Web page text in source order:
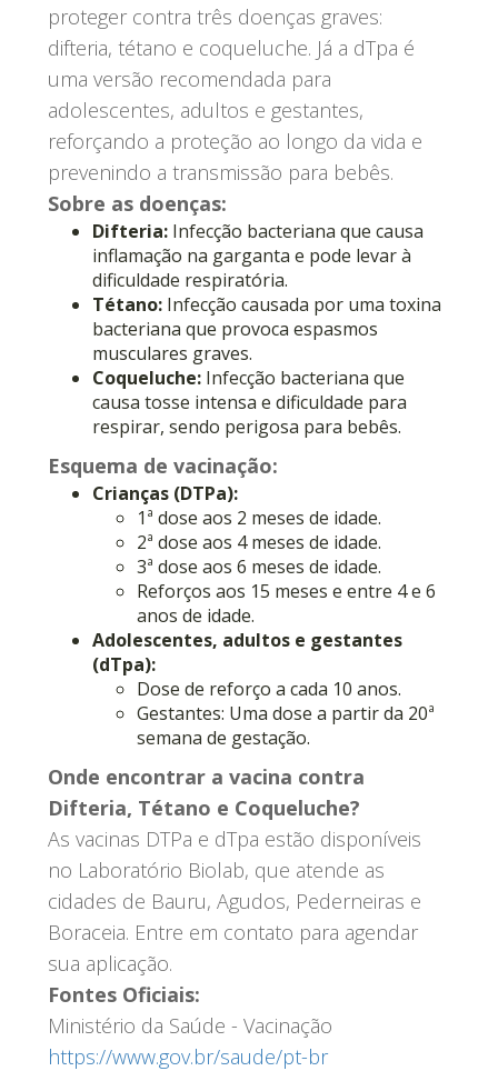
proteger contra três doenças graves:
difteria, tétano e coqueluche. Já a dTpa é
uma versão recomendada para
adolescentes, adultos e gestantes,
reforçando a proteção ao longo da vida e
prevenindo a transmissão para bebês.
Sobre as doenças:
Difteria: Infecção bacteriana que causa
inflamação na garganta e pode levar à
dificuldade respiratória.
Tétano: Infecção causada por uma toxina
bacteriana que provoca espasmos
musculares graves.
Coqueluche: Infecção bacteriana que
causa tosse intensa e dificuldade para
respirar, sendo perigosa para bebês.
Esquema de vacinação:
Crianças (DTPa):
1ª dose aos 2 meses de idade.
2ª dose aos 4 meses de idade.
3ª dose aos 6 meses de idade.
Reforços aos 15 meses e entre 4 e 6
anos de idade.
Adolescentes, adultos e gestantes
(dTpa):
Dose de reforço a cada 10 anos.
Gestantes: Uma dose a partir da 20ª
semana de gestação.
Onde encontrar a vacina contra
Difteria, Tétano e Coqueluche?
As vacinas DTPa e dTpa estão disponíveis
no Laboratório Biolab, que atende as
cidades de Bauru, Agudos, Pederneiras e
Boraceia. Entre em contato para agendar
sua aplicação.
Fontes Oficiais:
Ministério da Saúde - Vacinação
https://www.gov.br/saude/pt-br